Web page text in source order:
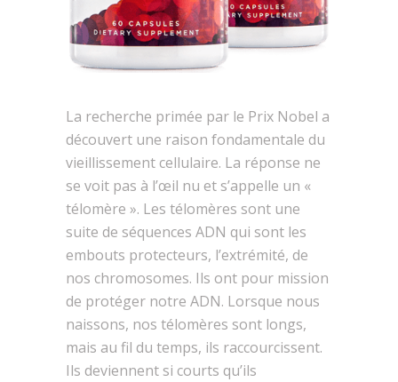
La recherche primée par le Prix Nobel a
découvert une raison fondamentale du
vieillissement cellulaire. La réponse ne
se voit pas à l’œil nu et s’appelle un «
télomère ». Les télomères sont une
suite de séquences ADN qui sont les
embouts protecteurs, l’extrémité, de
nos chromosomes. Ils ont pour mission
de protéger notre ADN. Lorsque nous
naissons, nos télomères sont longs,
mais au fil du temps, ils raccourcissent.
Ils deviennent si courts qu’ils